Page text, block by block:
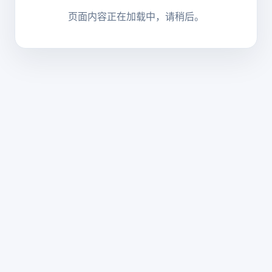
页面内容正在加载中，请稍后。